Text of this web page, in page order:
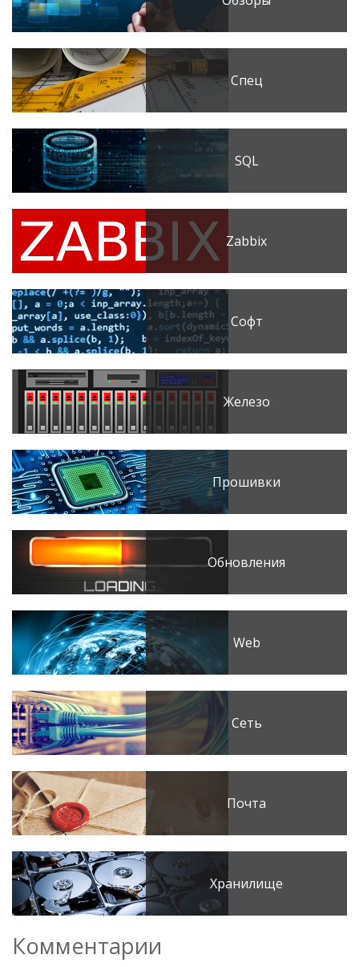
Спец
SQL
Zabbix
Софт
Железо
Прошивки
Обновления
Web
Сеть
Почта
Хранилище
Комментарии